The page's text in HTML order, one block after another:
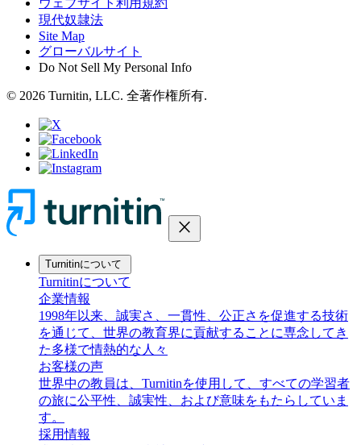
現代奴隷法
Site Map
グローバルサイト
Do Not Sell My Personal Info
© 2026 Turnitin, LLC. 全著作権所有.
close
Turnitinについて
Turnitinについて
企業情報
1998年以来、誠実さ、一貫性、公正さを促進する技術
を通じて、世界の教育界に貢献することに専念してき
た多様で情熱的な人々
お客様の声
世界中の教員は、Turnitinを使用して、すべての学習者
の旅に公平性、誠実性、および意味をもたらしていま
す。
採用情報